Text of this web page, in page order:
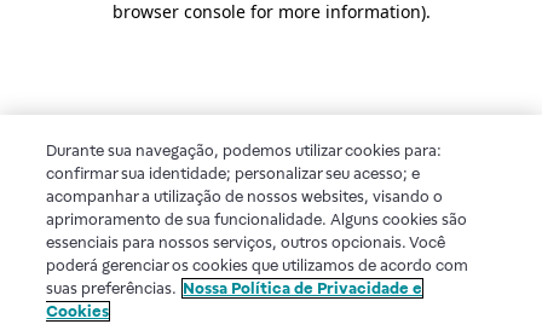
browser console for more information).
Durante sua navegação, podemos utilizar cookies para:
confirmar sua identidade; personalizar seu acesso; e
acompanhar a utilização de nossos websites, visando o
aprimoramento de sua funcionalidade. Alguns cookies são
essenciais para nossos serviços, outros opcionais. Você
poderá gerenciar os cookies que utilizamos de acordo com
suas preferências. Nossa Política de Privacidade e
Cookies